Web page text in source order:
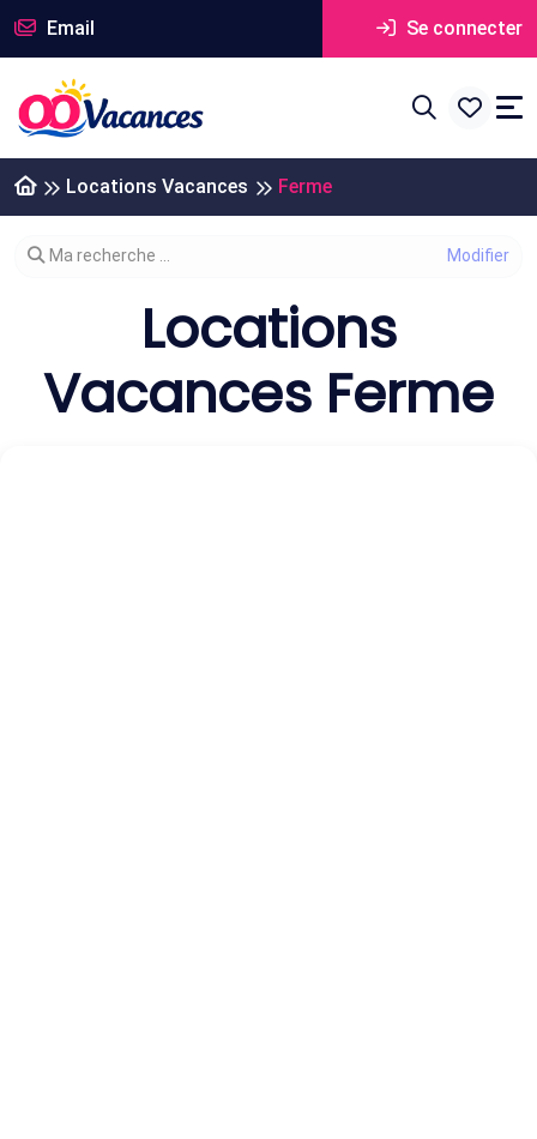
Email Se connecter
Locations Vacances Ferme
Modifier votre recherche
Ma recherche ...
Locations
Vacances Ferme